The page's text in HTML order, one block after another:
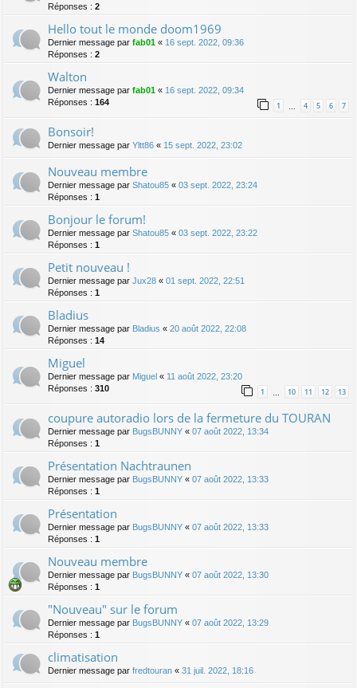
Réponses : 2
Hello tout le monde doom1969
Dernier message par fab01 « 16 sept. 2022, 09:36
Réponses : 2
Walton
Dernier message par fab01 « 16 sept. 2022, 09:34
Réponses : 164 1 … 4 5 6 7
Bonsoir!
Dernier message par Yltt86 « 15 sept. 2022, 23:02
Nouveau membre
Dernier message par Shatou85 « 03 sept. 2022, 23:24
Réponses : 1
Bonjour le forum!
Dernier message par Shatou85 « 03 sept. 2022, 23:22
Réponses : 1
Petit nouveau !
Dernier message par Jux28 « 01 sept. 2022, 22:51
Réponses : 1
Bladius
Dernier message par Bladius « 20 août 2022, 22:08
Réponses : 14
Miguel
Dernier message par Miguel « 11 août 2022, 23:20
Réponses : 310 1 … 10 11 12 13
coupure autoradio lors de la fermeture du TOURAN
Dernier message par BugsBUNNY « 07 août 2022, 13:34
Réponses : 1
Présentation Nachtraunen
Dernier message par BugsBUNNY « 07 août 2022, 13:33
Réponses : 1
Présentation
Dernier message par BugsBUNNY « 07 août 2022, 13:33
Réponses : 1
Nouveau membre
Dernier message par BugsBUNNY « 07 août 2022, 13:30
Réponses : 1
"Nouveau" sur le forum
Dernier message par BugsBUNNY « 07 août 2022, 13:29
Réponses : 1
climatisation
Dernier message par fredtouran « 31 juil. 2022, 18:16